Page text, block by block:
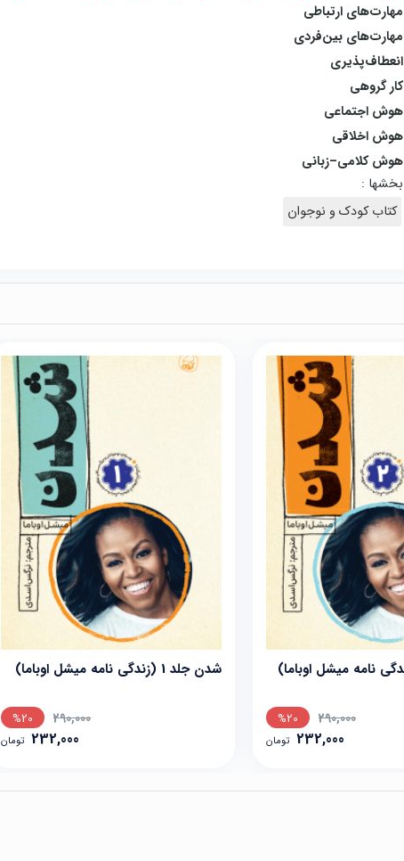
مهارت‌های ارتباطی
مهارت‌های بین‌فردی
انعطاف‌پذیری
کار گروهی
هوش اجتماعی
هوش اخلاقی
هوش کلامی–زبانی
بخشها :
کتاب کودک و نوجوان
290,000
%20
232,000 تومان
شدن جلد 1 (زندگی نامه میشل اوباما)
290,000
%20
232,000 تومان